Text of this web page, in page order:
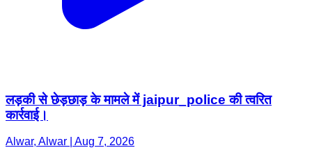
लड़की से छेड़छाड़ के मामले में jaipur_police की त्वरित
कार्रवाई।
Alwar, Alwar | Aug 7, 2026